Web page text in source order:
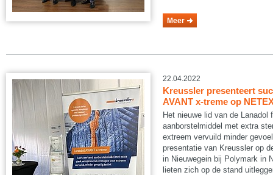
Meer
22.04.2022
Kreussler presenteert
AVANT x-treme op
Het nieuwe lid van de
aanborstelmiddel met extra
extreem vervuild minder
presentatie van Kreussler op
in Nieuwegein bij Polymark in
lieten zich op de stand